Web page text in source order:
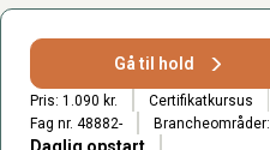
Gå til hold
Pris: 1.090 kr.
Certifikatkursus
Fag nr. 48882-
Brancheområder: